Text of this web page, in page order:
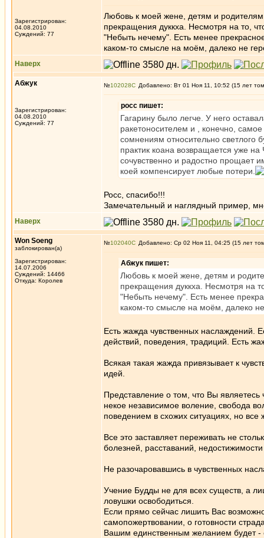
Зарегистрирован:
04.08.2010
Суждений: 77
Любовь к моей жене, детям и
прекращения дуккха. Несмотря на то,
"Небыть нечему". Есть менее
каком-то смысле на моём, далеко не
Наверх
Абжук
Зарегистрирован:
04.08.2010
Суждений: 77
№102028 Добавлено: Вт 01 Ноя 11, 10:52 (15 лет
росс пишет:
Гагарину было легче. У него
ракетоносителем и , конечно,
сомнениям относительно
практик коана возвращается уже
сочувственно и радостно прощает
коей компенсирует любые потери.
Росс, спасибо!!!
Замечательный и наглядный пример,
Наверх
Won Soeng
заблокирован(а)
Зарегистрирован:
14.07.2006
Суждений: 14466
Откуда: Королев
№102040 Добавлено: Ср 02 Ноя 11, 04:25 (15 лет
Абжук пишет:
Любовь к моей жене, детям и
прекращения дуккха. Несмотря на
"Небыть нечему". Есть менее
каком-то смысле на моём, далеко
Есть жажда чувственных наслаждений.
действий, поведения, традиций. Есть
Всякая такая жажда привязывает к
идей.
Представление о том, что Вы
некое независимое воление, свобода
поведением в схожих ситуациях, но все
Все это заставляет переживать не
болезней, расставаний,
Не разочаровавшись в чувственных
Учение Будды не для всех существ, а
ловушки освободиться.
Если прямо сейчас лишить Вас
самопожертвовании, о готовности
Вашим единственным желанием будет -